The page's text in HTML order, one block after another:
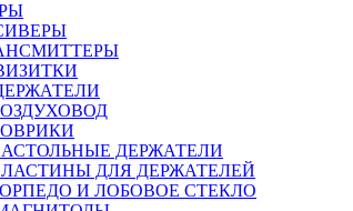
ДЕРЖАТЕЛИ
ДЛЯ ДЕРЖАТЕЛЕЙ
И ЛОБОВОЕ СТЕКЛО